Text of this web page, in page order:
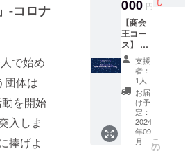
-コロナ
で始め
団体は
を開始
入しま
捧げよ
ost）
奈・木
条且
行・廣
瀬智
悠・斉
藤京之
介) ・
SPカー
テン
コール
台本
000 円 し
【商会
王コー
ス】 ・
夏の海
エンブ
レムタ
ペスト
リー(A1
サイズ
H841m
m×W59
4mm・
支援
者：
1人
お届
け予
定：
2024
年09
月
こ
の